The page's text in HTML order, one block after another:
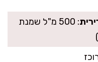
: 500 מ"ל שמנת